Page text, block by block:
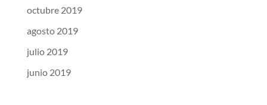
octubre 2019
agosto 2019
julio 2019
junio 2019